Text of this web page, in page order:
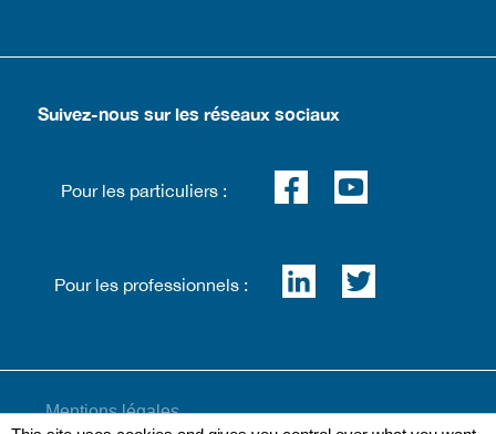
Suivez-nous sur les réseaux sociaux
Pour les particuliers :
Pour les professionnels :
Mentions légales